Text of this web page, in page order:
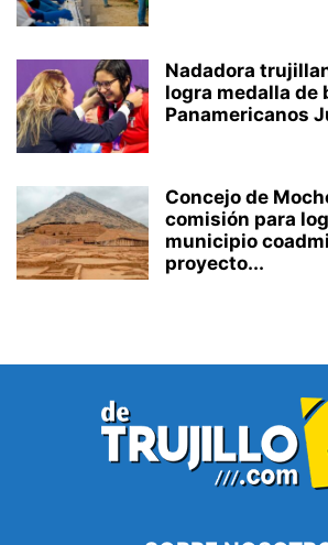
Nadadora
logra medalla de
Panamericanos
Concejo de
comisión para
municipio
proyecto...